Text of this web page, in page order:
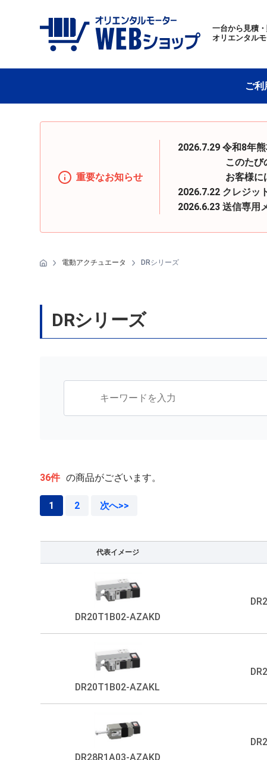
一台から見積
オリエンタル
ご利
重要なお知らせ
2026.7.29 令和8年
このたびの地震
お客様にはご迷
2026.7.22 クレジッ
2026.6.23送信専用
電動アクチュエータ DRシリーズ
DRシリーズ
36件 の商品がございます。
1 2 次へ>>
代表イメージ
DR20T1B02-AZAKD
DR20T1B02-AZAKL
DR28R1A03-AZAKD